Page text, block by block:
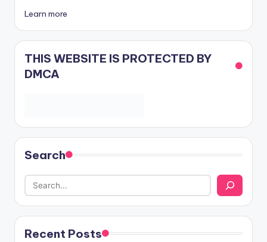
Learn more
THIS WEBSITE IS PROTECTED BY
DMCA
Search
Recent Posts